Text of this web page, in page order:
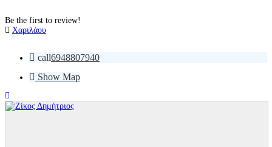
Be the first to review!
Χαριλάου
call6948807940
Show Map